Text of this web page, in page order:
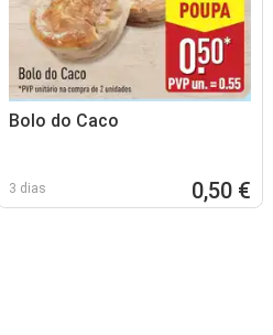
Bolo do Caco
3 dias 0,50 €